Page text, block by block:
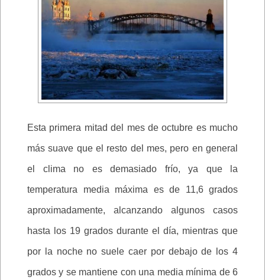
Esta primera mitad del mes de octubre es mucho
más suave que el resto del mes, pero en general
el clima no es demasiado frío, ya que la
temperatura media máxima es de 11,6 grados
aproximadamente, alcanzando algunos casos
hasta los 19 grados durante el día, mientras que
por la noche no suele caer por debajo de los 4
grados y se mantiene con una media mínima de 6